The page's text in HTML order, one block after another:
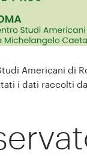
Americani di
i dati raccolti